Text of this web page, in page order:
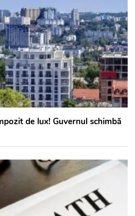
de lux! Guvernul schimbă